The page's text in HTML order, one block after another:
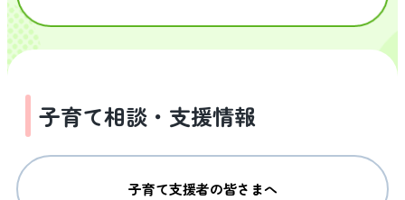
子育て相談・支援情報
子育て支援者の皆さまへ